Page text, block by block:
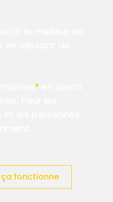
le meilleur de
laissant de
*
fonctionne